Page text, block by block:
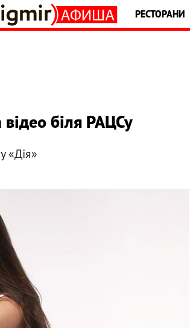
РЕСТОРАНИ
біля РАЦСу
«Дія»